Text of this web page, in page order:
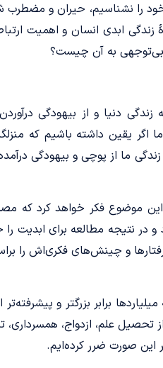
را نشناسیم، حیران و مضطرب
ابدی انسان و اهمیت
بی‌توجهی به آن چیست؟
دنیا و از بیهودگی
اگر یقین داشته باشیم که
ما از پوچی و بیهودگی درآمده
این موضوع فکر خواهد کرد که
در نتیجه مطالعه برای ابدیت
رفتارها و چینش‌های فکری‌‌اش را
برابر بزرگتر و پیشرفته‌تر
تحصیل علم، ازدواج، همسرداری،
این صورت ضرر کرده‌ایم.